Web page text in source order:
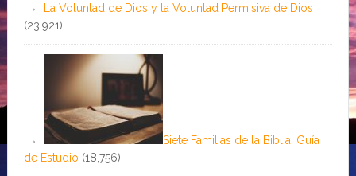
La Voluntad de Dios y la Voluntad Permisiva de Dios
(23,921)
Siete Familias de la Biblia: Guía
de Estudio (18,756)